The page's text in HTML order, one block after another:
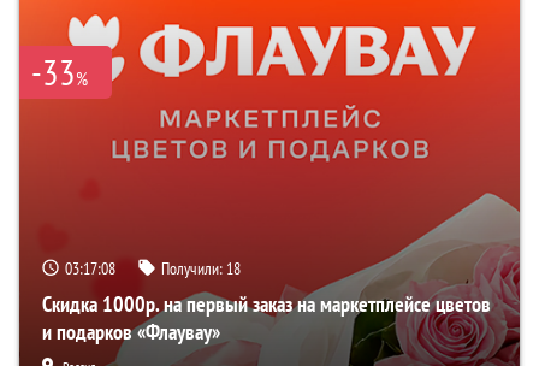
-33%
03:17:07 Получили: 18
Скидка 1000р. на первый заказ на маркетплейсе цветов
и подарков «Флаувау»